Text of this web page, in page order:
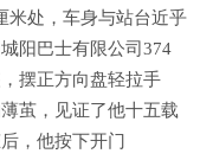
米处，车身与站台近乎
阳巴士有限公司374
摆正方向盘轻拉手
茧，见证了他十五载
，他按下开门